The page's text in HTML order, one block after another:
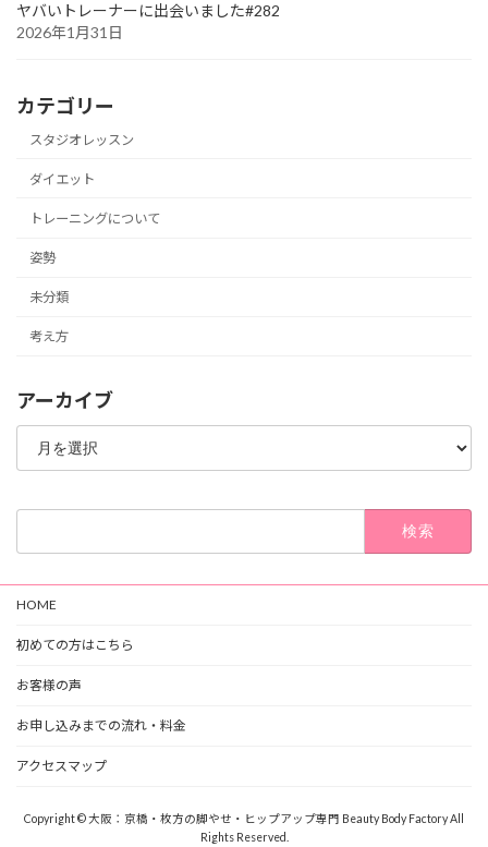
ヤバいトレーナーに出会いました#282
2026年1月31日
カテゴリー
スタジオレッスン
ダイエット
トレーニングについて
姿勢
未分類
考え方
アーカイブ
ア
カ
ブ
HOME
初めての方はこちら
お客様の声
お申し込みまでの流れ・料金
アクセスマップ
Copyright © 大阪：京橋・枚方の脚やせ・ヒップアップ専門 Beauty Body Factory All
Rights Reserved.